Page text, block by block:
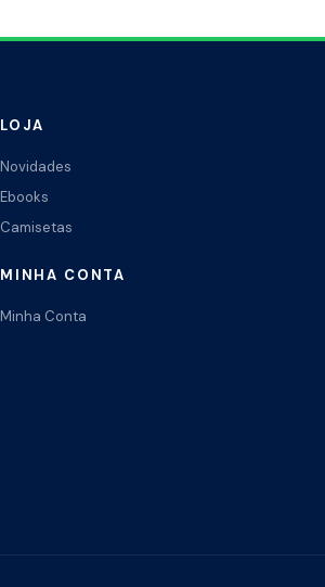
LOJA
Novidades
Ebooks
Camisetas
MINHA CONTA
Minha Conta